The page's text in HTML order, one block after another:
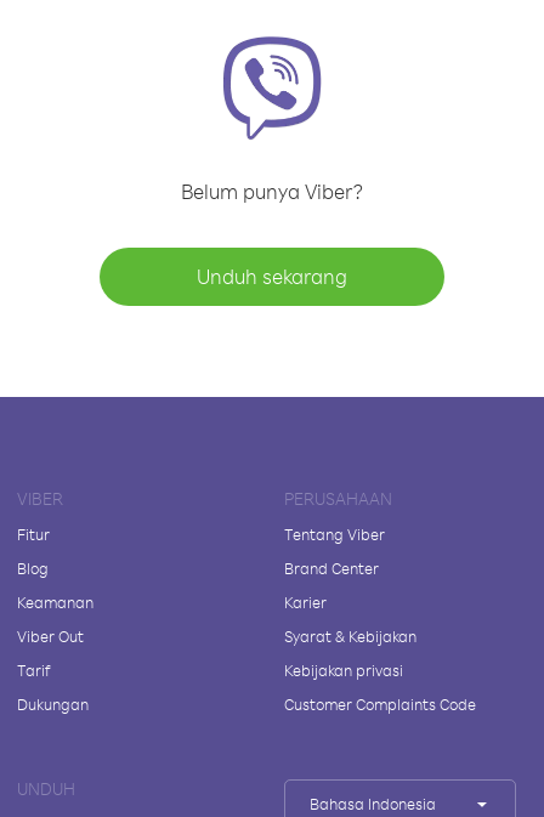
Belum punya Viber?
Unduh sekarang
VIBER
Fitur
Blog
Keamanan
Viber Out
Tarif
Dukungan
PERUSAHAAN
Tentang Viber
Brand Center
Karier
Syarat & Kebijakan
Kebijakan privasi
Customer Complaints Code
UNDUH
Bahasa Indonesia